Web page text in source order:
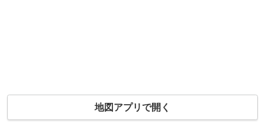
地図アプリで開く